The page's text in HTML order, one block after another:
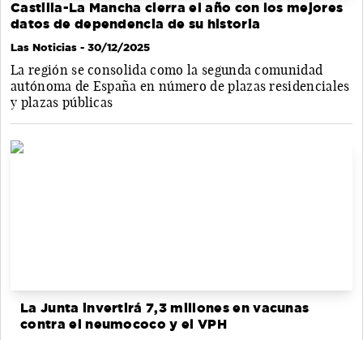
Castilla-La Mancha cierra el año con los mejores
datos de dependencia de su historia
Las Noticias - 30/12/2025
La región se consolida como la segunda comunidad
autónoma de España en número de plazas residenciales
y plazas públicas
La Junta invertirá 7,3 millones en vacunas
contra el neumococo y el VPH